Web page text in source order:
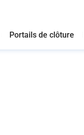
Portails de clôture